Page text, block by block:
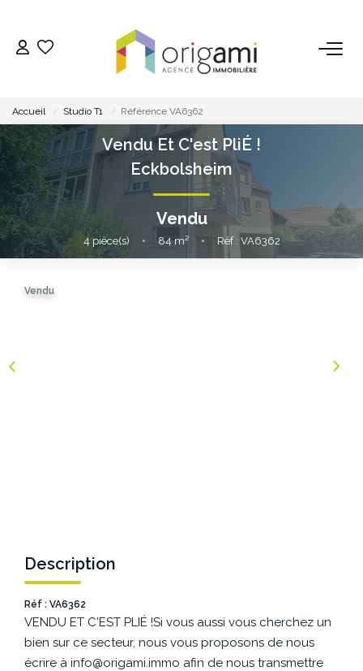
ACHETER
LOUER
VENDRE
ESPACE BAILLEURS
Accueil Studio T1 Référence VA6362
Vendu Et C'est PliÉ !
Eckbolsheim
Vendu
4pièce(s) • 84m² • Réf : VA6362
Vendu
Description
Réf : VA6362
VENDU ET C'EST PLIÉ !Si vous aussi vous cherchez un
bien sur ce secteur, nous vous proposons de nous
écrire à info@origami.immo afin de nous transmettre